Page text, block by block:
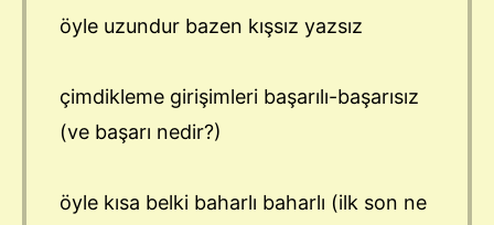
öyle uzundur bazen kışsız yazsız
çimdikleme girişimleri başarılı-başarısız
(ve başarı nedir?)
öyle kısa belki baharlı baharlı (ilk son ne